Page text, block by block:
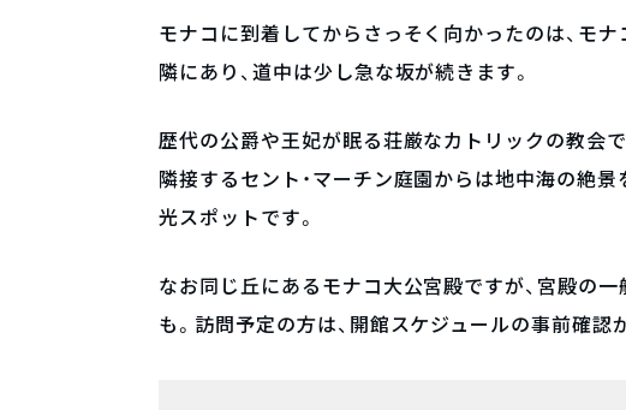
モナコに到着してからさっそく向かったのは、モ
隣にあり、道中は少し急な坂が続きます。
歴代の公爵や王妃が眠る荘厳なカトリックの教会で
隣接するセント・マーチン庭園からは地中海の絶
光スポットです。
なお同じ丘にあるモナコ大公宮殿ですが、宮殿の
も。訪問予定の方は、開館スケジュールの事前確認